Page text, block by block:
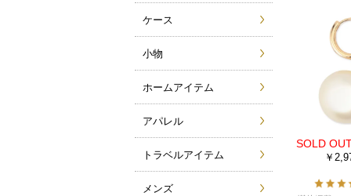
￥
ケース
小物
ホームアイテム
アパレル
トラベルアイテム
メンズ